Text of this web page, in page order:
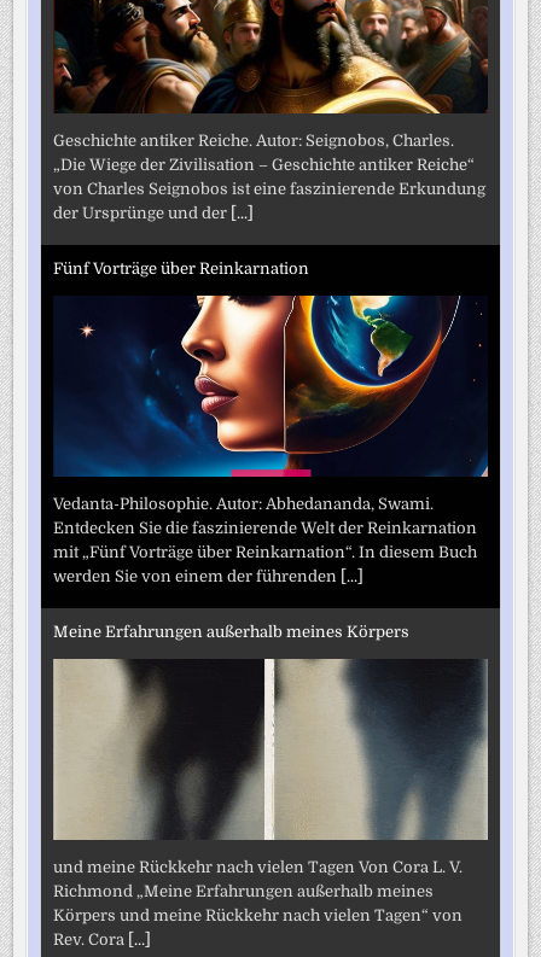
Geschichte antiker Reiche. Autor: Seignobos, Charles.
„Die Wiege der Zivilisation – Geschichte antiker Reiche“
von Charles Seignobos ist eine faszinierende Erkundung
der Ursprünge und der [...]
Fünf Vorträge über Reinkarnation
Vedanta-Philosophie. Autor: Abhedananda, Swami.
Entdecken Sie die faszinierende Welt der Reinkarnation
mit „Fünf Vorträge über Reinkarnation“. In diesem Buch
werden Sie von einem der führenden [...]
Meine Erfahrungen außerhalb meines Körpers
und meine Rückkehr nach vielen Tagen Von Cora L. V.
Richmond „Meine Erfahrungen außerhalb meines
Körpers und meine Rückkehr nach vielen Tagen“ von
Rev. Cora [...]